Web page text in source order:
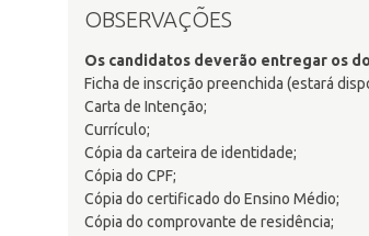
OBSERVAÇÕES
Os candidatos deverão entregar os
Ficha de inscrição preenchida (estará
Carta de Intenção;
Currículo;
Cópia da carteira de identidade;
Cópia do CPF;
Cópia do certificado do Ensino Médio;
Cópia do comprovante de residência;